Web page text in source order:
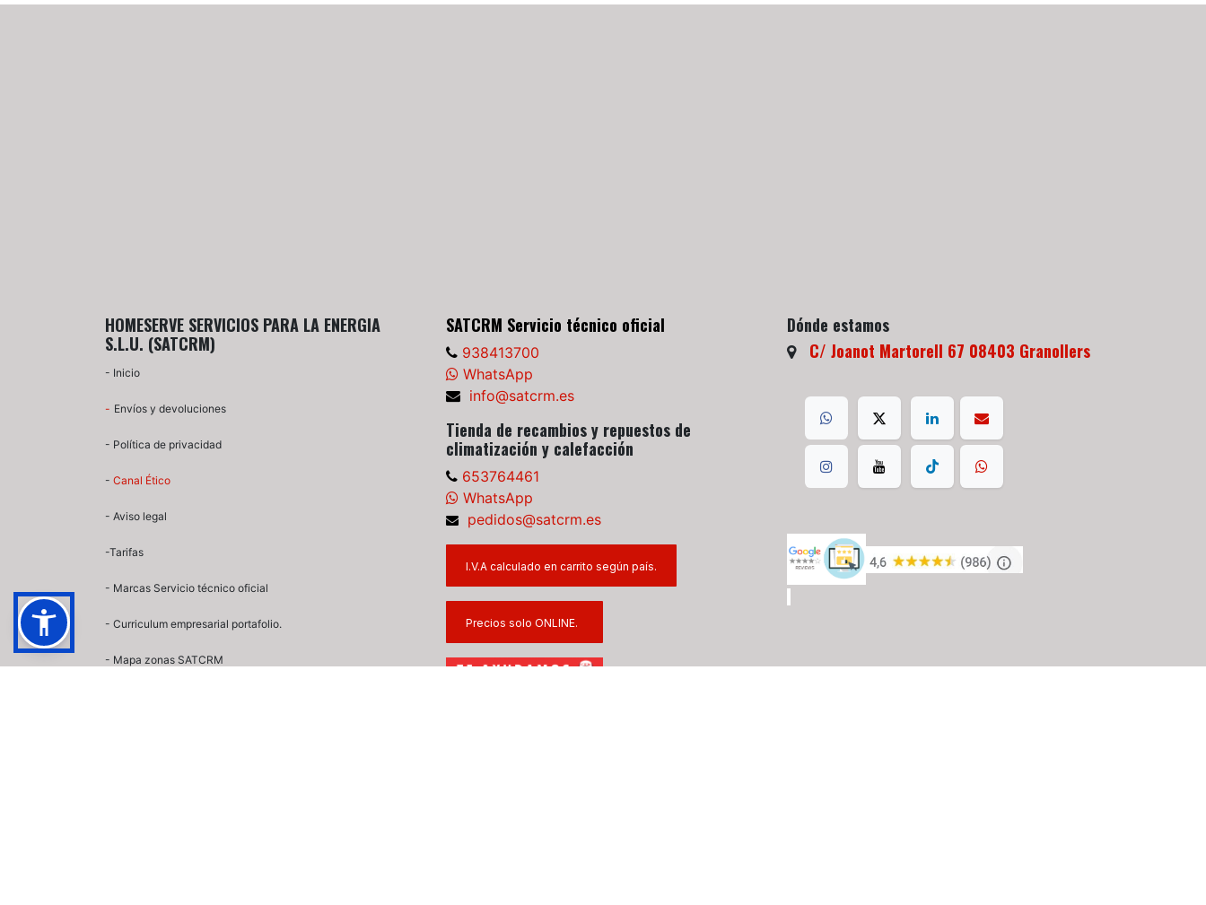
HOMESERVE SERVICIOS PARA LA ENERGIA
S.L.U. (SATCRM)
- Inicio
-​ Envíos y devoluciones
- Política de privacidad
- Canal Ético
- Aviso legal
-Tarifas
- Marcas Servicio técnico oficial
- Curriculum empresarial portafolio.
- Mapa zonas SATCRM
SATCRM Servicio técnico oficial
938413700
WhatsApp
info@satcrm.es
Tienda de recambios y repuestos de
climatización y calefacción
653764461
WhatsApp
pedidos@satcrm.es
I.V.A calculado en carrito según país.
Precios solo ONLINE.
Dónde estamos
C/ Joanot Martorell 67 08403 Granollers